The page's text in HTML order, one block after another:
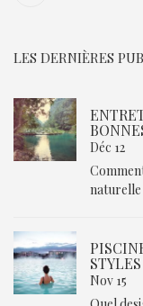
LES DERNIÈRES
Déc 12
naturelle
Nov 15